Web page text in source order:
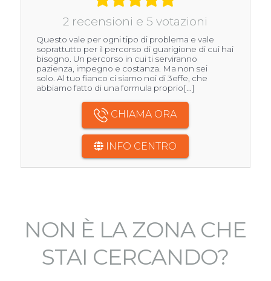
2 recensioni e 5 votazioni
Questo vale per ogni tipo di problema e vale
soprattutto per il percorso di guarigione di cui hai
bisogno. Un percorso in cui ti serviranno
pazienza, impegno e costanza. Ma non sei
solo. Al tuo fianco ci siamo noi di 3effe, che
abbiamo fatto di una formula proprio[...]
CHIAMA ORA
INFO CENTRO
NON È LA ZONA CHE
STAI CERCANDO?